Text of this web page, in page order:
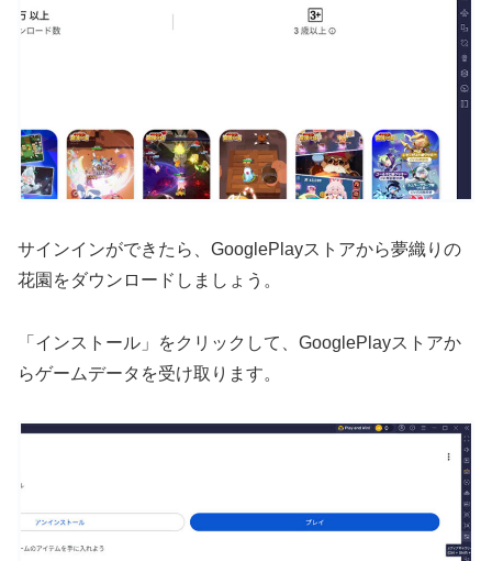
サインインができたら、GooglePlayストアから夢織りの
花園をダウンロードしましょう。
「インストール」をクリックして、GooglePlayストアか
らゲームデータを受け取ります。